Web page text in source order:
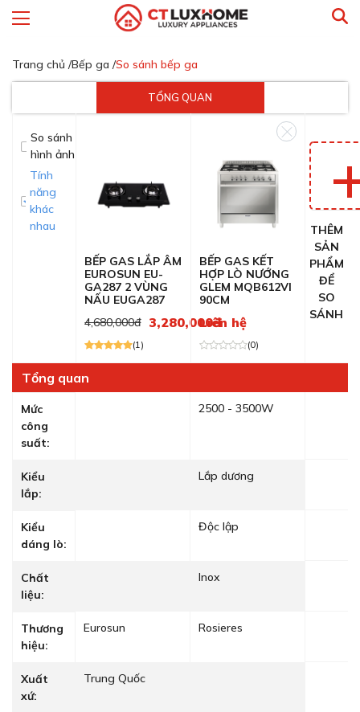
Trang chủ /Bếp ga /So sánh bếp ga
TỔNG QUAN
So sánh
hình ảnh
Tính
năng
khác
nhau
BẾP GAS LẮP ÂM
EUROSUN EU-
GA287 2 VÙNG
NẤU EUGA287
4,680,000đ 3,280,000đ
(1)
BẾP GAS KẾT
HỢP LÒ NƯỚNG
GLEM MQB612VI
90CM
Liên hệ
(0)
THÊM
SẢN
PHẨM
ĐỂ
SO
SÁNH
Tổng quan
Mức
công
suất:
2500 - 3500W
Kiểu
lắp:
Lắp dương
Kiểu
dáng lò:
Độc lập
Chất
liệu:
Inox
Thương
hiệu:
Eurosun Rosieres
Xuất
xứ:
Trung Quốc